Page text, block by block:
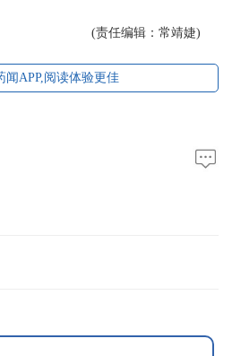
(责任编辑：常靖婕)
闻APP,阅读体验更佳